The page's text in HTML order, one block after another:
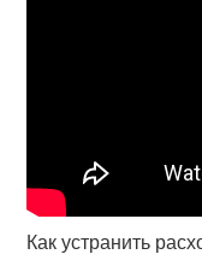
Как устранить